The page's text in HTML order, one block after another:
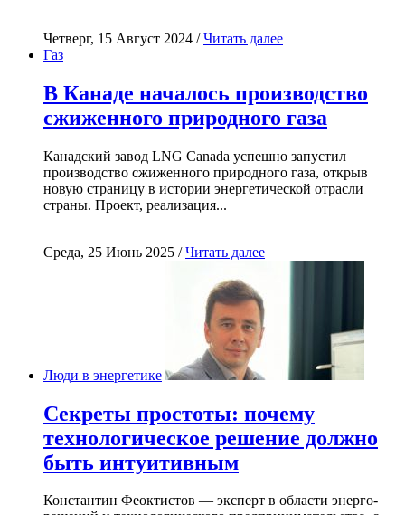
Четверг, 15 Август 2024 /Читать далее
Газ
В Канаде началось производство
сжиженного природного газа
Канадский завод LNG Canada успешно запустил
производство сжиженного природного газа, открыв
новую страницу в истории энергетической отрасли
страны. Проект, реализация...
Среда, 25 Июнь 2025 /Читать далее
Люди в энергетике
Секреты простоты: почему
технологическое решение должно
быть интуитивным
Константин Феоктистов — эксперт в области энерго-